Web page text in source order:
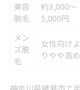
美容
脱毛
約3,000〜
5,000円
メン
ズ脱
毛
女性向けよ
りやや高め